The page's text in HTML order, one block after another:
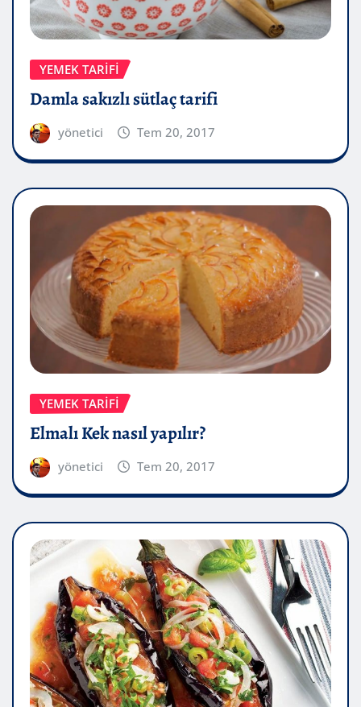
YEMEK TARIFI
Damla sakızlı sütlaç tarifi
yönetici Tem 20, 2017
YEMEK TARIFI
Elmalı Kek nasıl yapılır?
yönetici Tem 20, 2017